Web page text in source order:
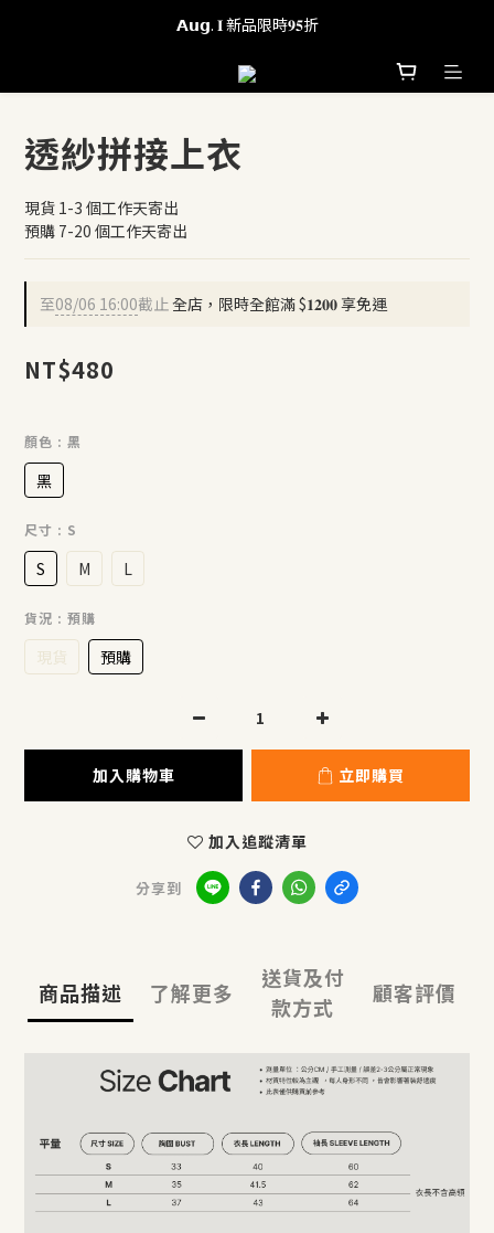
全館滿 $𝟏𝟐𝟎𝟎 享免運
𝗔𝘂𝗴. 𝐈 新品限時𝟗𝟓折
全館滿 $𝟏𝟐𝟎𝟎 享免運
透紗拼接上衣
現貨 1-3 個工作天寄出
預購 7-20 個工作天寄出
至08/06 16:00截止全店，限時全館滿 $𝟏𝟐𝟎𝟎 享免運
NT$480
顏色 : 黑
黑
尺寸 : S
S M L
貨況 : 預購
現貨 預購
加入購物車 立即購買
加入追蹤清單
分享到
商品描述 了解更多
送貨及付
款方式
顧客評價